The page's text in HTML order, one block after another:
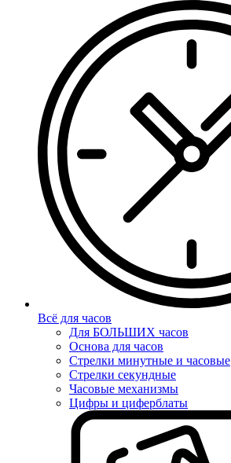
Всё для часов
Для БОЛЬШИХ часов
Основа для часов
Стрелки минутные и часовые
Стрелки секундные
Часовые механизмы
Цифры и циферблаты